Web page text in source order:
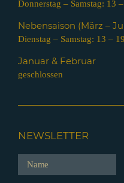
Donnerstag – Samstag: 13
Nebensaison (März –
Dienstag – Samstag: 13 –
Januar & Februar
geschlossen
NEWSLETTER